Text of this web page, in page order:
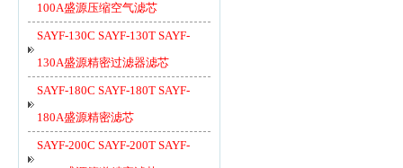
100A盛源压缩空气滤芯
SAYF-130C SAYF-130T SAYF-
130A盛源精密过滤器滤芯
SAYF-180C SAYF-180T SAYF-
180A盛源精密滤芯
SAYF-200C SAYF-200T SAYF-